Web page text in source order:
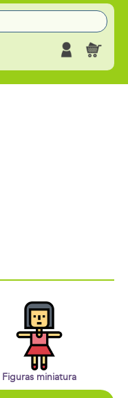
Figuras miniatura